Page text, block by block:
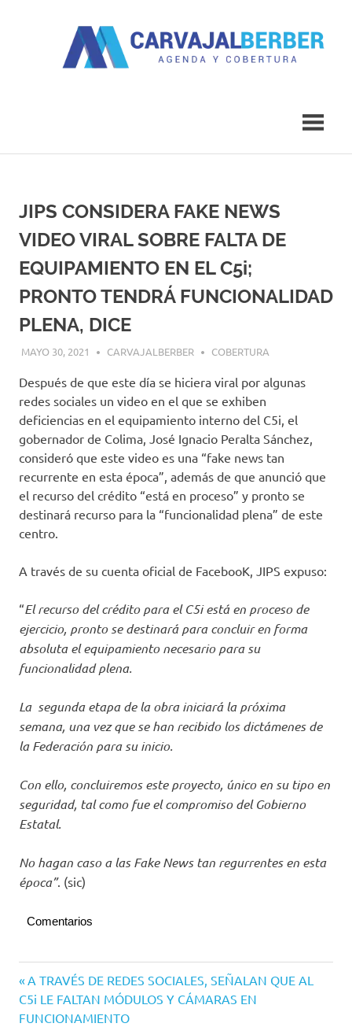
JIPS CONSIDERA FAKE NEWS
VIDEO VIRAL SOBRE FALTA DE
EQUIPAMIENTO EN EL C5i;
PRONTO TENDRÁ FUNCIONALIDAD
PLENA, DICE
MAYO 30, 2021 CARVAJALBERBER COBERTURA
Después de que este día se hiciera viral por algunas
redes sociales un video en el que se exhiben
deficiencias en el equipamiento interno del C5i, el
gobernador de Colima, José Ignacio Peralta Sánchez,
consideró que este video es una “fake news tan
recurrente en esta época”, además de que anunció que
el recurso del crédito “está en proceso” y pronto se
destinará recurso para la “funcionalidad plena” de este
centro.
A través de su cuenta oficial de FacebooK, JIPS expuso:
“El recurso del crédito para el C5i está en proceso de
ejercicio, pronto se destinará para concluir en forma
absoluta el equipamiento necesario para su
funcionalidad plena.
La segunda etapa de la obra iniciará la próxima
semana, una vez que se han recibido los dictámenes de
la Federación para su inicio.
Con ello, concluiremos este proyecto, único en su tipo en
seguridad, tal como fue el compromiso del Gobierno
Estatal.
No hagan caso a las Fake News tan regurrentes en esta
época”. (sic)
Comentarios
del
Estado
Navegación
de
Entrada
anterior:
A TRAVÉS DE REDES SOCIALES, SEÑALAN QUE AL
C5i LE FALTAN MÓDULOS Y CÁMARAS EN
FUNCIONAMIENTO